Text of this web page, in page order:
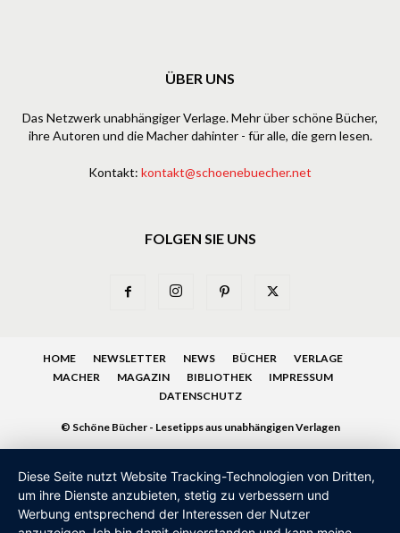
ÜBER UNS
Das Netzwerk unabhängiger Verlage. Mehr über schöne Bücher,
ihre Autoren und die Macher dahinter - für alle, die gern lesen.
Kontakt: kontakt@schoenebuecher.net
FOLGEN SIE UNS
HOME NEWSLETTER NEWS BÜCHER
VERLAGE
MACHER
MAGAZIN BIBLIOTHEK
IMPRESSUM
DATENSCHUTZ
© Schöne Bücher - Lesetipps aus unabhängigen Verlagen
Diese Seite nutzt Website Tracking-Technologien von Dritten,
um ihre Dienste anzubieten, stetig zu verbessern und
Werbung entsprechend der Interessen der Nutzer